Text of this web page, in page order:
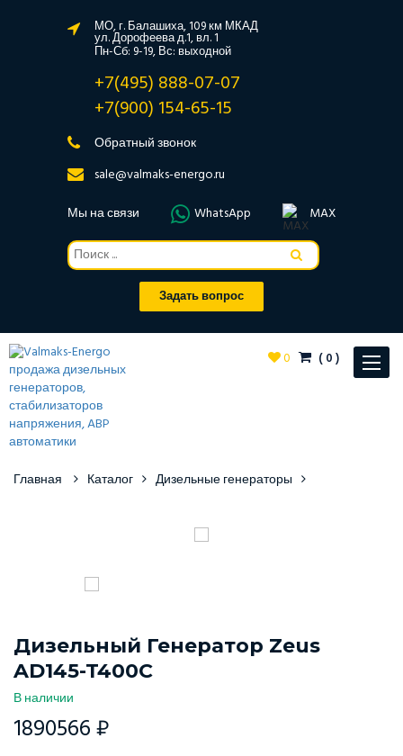
МО, г. Балашиха, 109 км МКАД
ул. Дорофеева д.1, вл. 1
Пн-Сб: 9-19, Вс: выходной
+7(495) 888-07-07
+7(900) 154-65-15
Обратный звонок
sale@valmaks-energo.ru
Мы на связи
WhatsApp MAX
Задать вопрос
Toggle
0 (0)
Главная Каталог Дизельные генераторы
Дизельный Генератор Zeus
AD145-T400C
В наличии
1890566 ₽